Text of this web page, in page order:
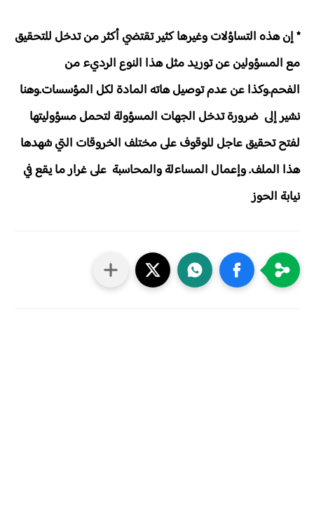
* إن هذه التساؤلات وغيرها كثير تقتضي أكثر من تدخل للتحقيق
مع المسؤولين عن توريد مثل هذا النوع الرديء من
الفحم.وكذا عن عدم توصيل هاته المادة لكل المؤسسات.وهنا
نشير إلى ضرورة تدخل الجهات المسؤولة لتحمل مسؤوليتها
لفتح تحقيق عاجل للوقوف على مختلف الخروقات التي شهدها
هذا الملف. وإعمال المساءلة والمحاسبة على غرار ما يقع في
نيابة الحوز